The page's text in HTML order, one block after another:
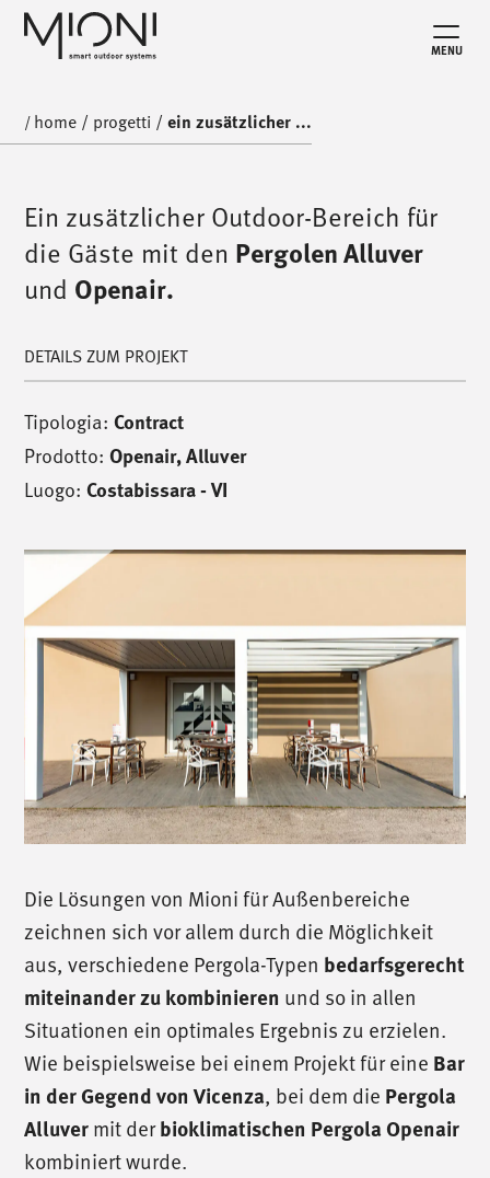
MENU
/home / progetti /ein zusätzlicher ...
Ein zusätzlicher Outdoor-Bereich für
die Gäste mit den Pergolen Alluver
und Openair.
Die Lösungen von Mioni für Außenbereiche
zeichnen sich vor allem durch die Möglichkeit
aus, verschiedene Pergola-Typen bedarfsgerecht
miteinander zu kombinieren und so in allen
Situationen ein optimales Ergebnis zu erzielen.
Wie beispielsweise bei einem Projekt für eine Bar
in der Gegend von Vicenza, bei dem die Pergola
Alluvermit derbioklimatischen Pergola Openair
kombiniert wurde.
DETAILS ZUM PROJEKT
Tipologia: Contract
Prodotto: Openair,Alluver
Luogo: Costabissara - VI